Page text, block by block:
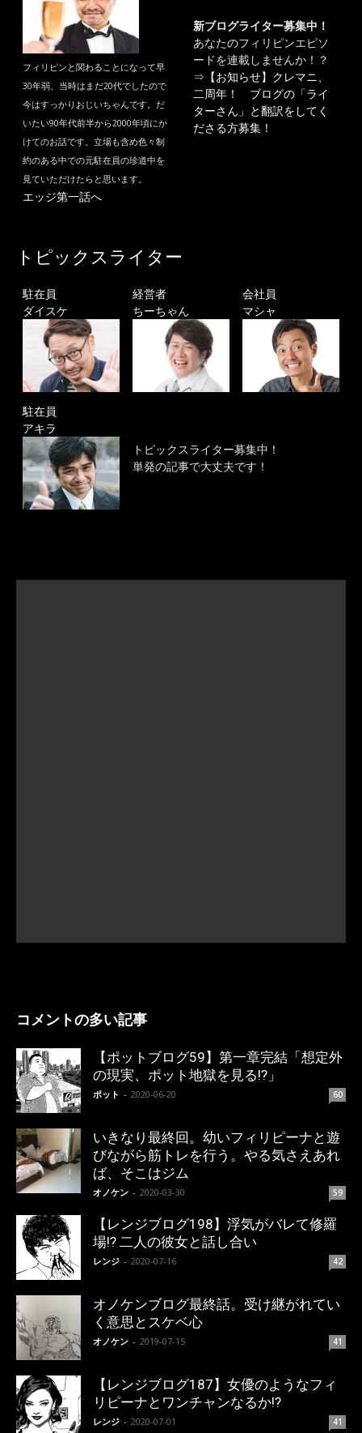
フィリピンと関わることになって早
30年弱、当時はまだ20代でしたので
今はすっかりおじいちゃんです。だ
いたい90年代前半から2000年頃にか
けてのお話です。立場も含め色々制
約のある中での元駐在員の珍道中を
見ていただけたらと思います。
エッジ第一話へ
新ブログライター募集中！
あなたのフィリピンエピソ
ードを連載しませんか！？
⇒ 【お知らせ】クレマニ、
二周年！ ブログの「ライ
ターさん」と翻訳をしてく
ださる方募集！
トピックスライター
駐在員
ダイスケ
経営者
ちーちゃん
会社員
マシャ
駐在員
アキラ
トピックスライター募集中！
単発の記事で大丈夫です！
コメントの多い記事
【ポットブログ59】第一章完結「想定外
の現実、ポット地獄を見る!?」
ポット - 2020-06-20 60
いきなり最終回。幼いフィリピーナと遊
びながら筋トレを行う。やる気さえあれ
ば、そこはジム
オノケン - 2020-03-30 59
【レンジブログ198】浮気がバレて修羅
場!? 二人の彼女と話し合い
レンジ - 2020-07-16 42
オノケンブログ最終話。受け継がれてい
く意思とスケベ心
オノケン - 2019-07-15 41
【レンジブログ187】女優のようなフィ
リピーナとワンチャンなるか!?
レンジ - 2020-07-01 41